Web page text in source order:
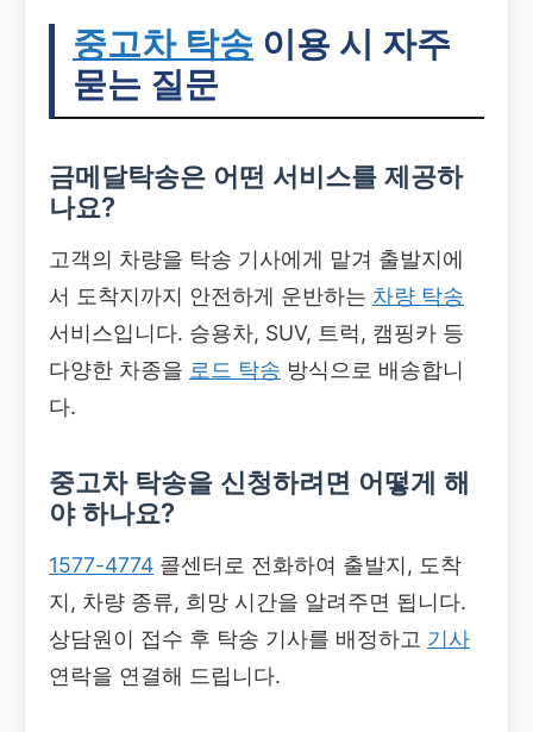
중고차 탁송 이용 시 자주
묻는 질문
금메달탁송은 어떤 서비스를 제공하
나요?
고객의 차량을 탁송 기사에게 맡겨 출발지에
서 도착지까지 안전하게 운반하는 차량 탁송
서비스입니다. 승용차, SUV, 트럭, 캠핑카 등
다양한 차종을 로드 탁송 방식으로 배송합니
다.
중고차 탁송을 신청하려면 어떻게 해
야 하나요?
1577-4774 콜센터로 전화하여 출발지, 도착
지, 차량 종류, 희망 시간을 알려주면 됩니다.
상담원이 접수 후 탁송 기사를 배정하고 기사
연락을 연결해 드립니다.